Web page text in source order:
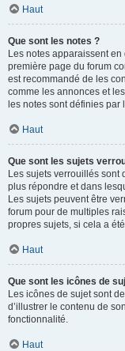
Haut
Que sont les notes ?
Les notes apparaissent
première page du forum
est recommandé de les
comme les annonces et
les notes sont définies
Haut
Que sont les sujets
Les sujets verrouillés sont
plus répondre et dans
Les sujets peuvent être
forum pour de multiples
propres sujets, si cela a
Haut
Que sont les icônes de
Les icônes de sujet sont
d’illustrer le contenu de
fonctionnalité.
Haut